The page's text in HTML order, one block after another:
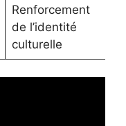
Renforcement
de l’identité
culturelle